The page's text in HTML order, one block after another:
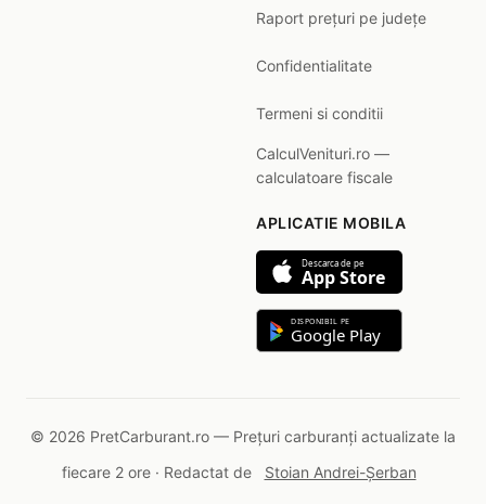
Raport prețuri pe județe
Confidentialitate
Termeni si conditii
CalculVenituri.ro —
calculatoare fiscale
APLICATIE MOBILA
Descarca de pe
App Store
DISPONIBIL PE
Google Play
© 2026 PretCarburant.ro — Prețuri carburanți actualizate la
fiecare 2 ore · Redactat de
Stoian Andrei-Șerban